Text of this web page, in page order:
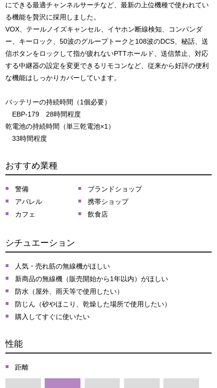
にできる最適チャンネルサーチなど、最新の上位機種で使われてい
る機能を贅沢に採用しました。
VOX、テールノイズキャンセル、イヤホン断線検知、コンパンダ
ー、キーロック、50波のグループトークと108波のDCS、秘話、送
信ボタンをロックして指が疲れないPTTホールド、送信禁止、対応
する中継器の設定を変更できるリモコンなど、従来から好評の便利
な機能はしっかりカバーしています。
バッテリーの持続時間（1個必要）
EBP-179 28時間程度
乾電池の持続時間（単三乾電池×1）
33時間程度
おすすめ業種
警備
ブランドショップ
アパレル
携帯ショップ
カフェ
飲食店
シチュエーション
人気・売れ筋の無線機がほしい
新商品の無線機（販売開始から1年以内）がほしい
防水（屋外、雨天等で使用したい）
防じん（砂やほこり、乾燥した場所で使用したい）
購入してすぐに使いたい
性能
距離